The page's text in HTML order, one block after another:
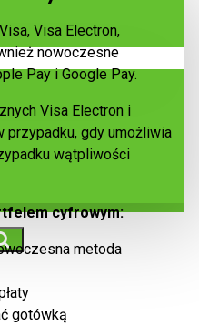
Visa Electron,
nowoczesne
Pay i Google Pay.
Visa Electron i
gdy umożliwia
wątpliwości
cyfrowym:
metoda
gotówką